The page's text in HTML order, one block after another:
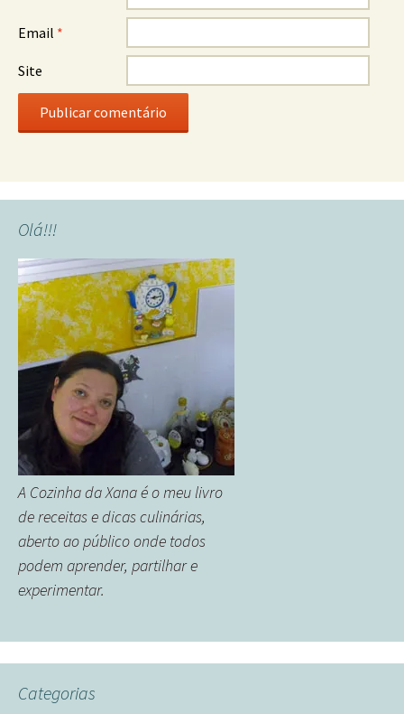
Email *
Site
Olá!!!
A Cozinha da Xana é o meu livro
de receitas e dicas culinárias,
aberto ao público onde todos
podem aprender, partilhar e
experimentar.
Categorias